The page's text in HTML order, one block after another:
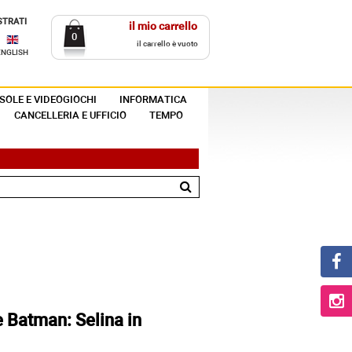
il mio carrello
0
il carrello è vuoto
E VIDEOGIOCHI
INFORMATICA
CANCELLERIA E UFFICIO
TEMPO
Batman: Selina in